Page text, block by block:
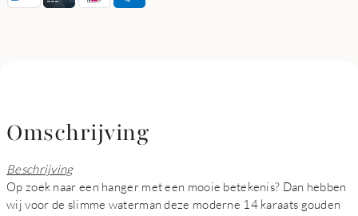
Omschrijving
Beschrijving
Op zoek naar een hanger met een mooie betekenis? Dan hebben
wij voor de slimme waterman deze moderne 14 karaats gouden